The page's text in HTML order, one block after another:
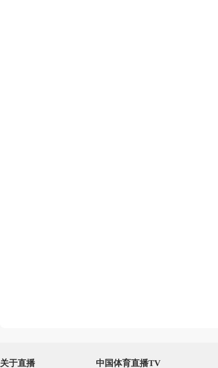
关于直播 中国体育直播TV